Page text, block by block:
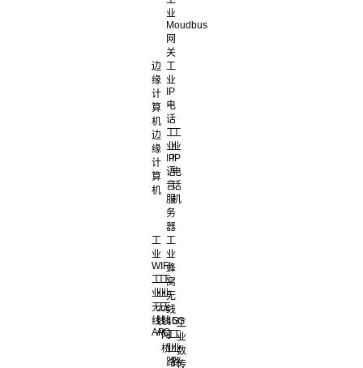
业
Moudbus
网
关
边
缘
计
算
机
边
缘
计
算
机
工
业
IP
电
话
工
业
IP
语
音
服
务
器
工
业
IP
电
话
机
工
业
WIFI
工
业
无
线
AP
工
业
无
线
AC
工
业
无
线
网
桥
工
业
蜂
窝
无
线
4G
工
业
路
5G
工
业
路
工
业
数
传